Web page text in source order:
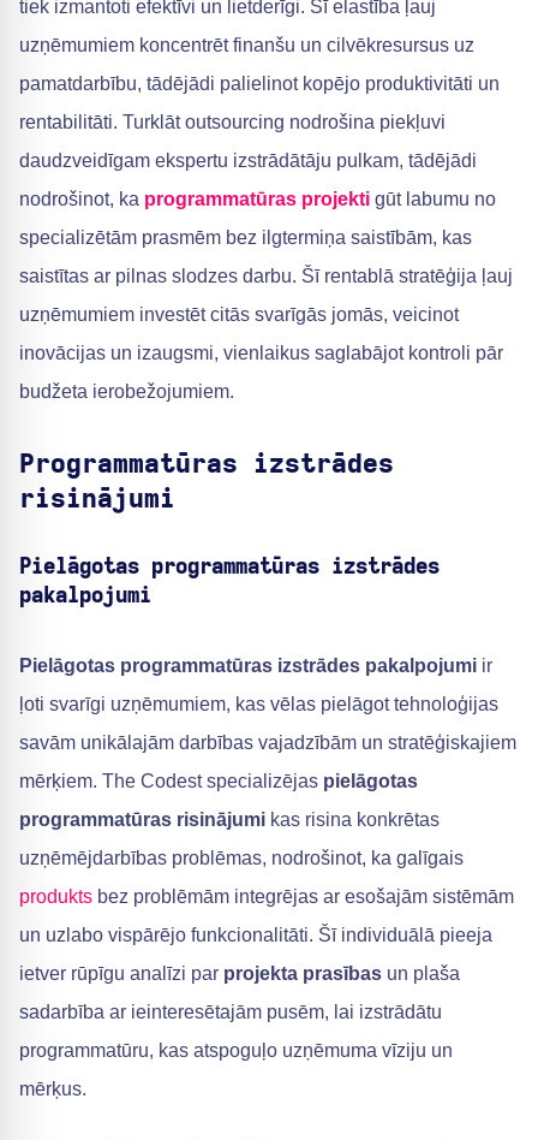
tiek izmantoti efektīvi un lietderīgi. Šī elastība ļauj
uzņēmumiem koncentrēt finanšu un cilvēkresursus uz
pamatdarbību, tādējādi palielinot kopējo produktivitāti un
rentabilitāti. Turklāt outsourcing nodrošina piekļuvi
daudzveidīgam ekspertu izstrādātāju pulkam, tādējādi
nodrošinot, ka programmatūras projekti gūt labumu no
specializētām prasmēm bez ilgtermiņa saistībām, kas
saistītas ar pilnas slodzes darbu. Šī rentablā stratēģija ļauj
uzņēmumiem investēt citās svarīgās jomās, veicinot
inovācijas un izaugsmi, vienlaikus saglabājot kontroli pār
budžeta ierobežojumiem.
Programmatūras izstrādes
risinājumi
Pielāgotas programmatūras izstrādes
pakalpojumi
Pielāgotas programmatūras izstrādes pakalpojumi ir
ļoti svarīgi uzņēmumiem, kas vēlas pielāgot tehnoloģijas
savām unikālajām darbības vajadzībām un stratēģiskajiem
mērķiem. The Codest specializējas pielāgotas
programmatūras risinājumi kas risina konkrētas
uzņēmējdarbības problēmas, nodrošinot, ka galīgais
produkts bez problēmām integrējas ar esošajām sistēmām
un uzlabo vispārējo funkcionalitāti. Šī individuālā pieeja
ietver rūpīgu analīzi par projekta prasības un plaša
sadarbība ar ieinteresētajām pusēm, lai izstrādātu
programmatūru, kas atspoguļo uzņēmuma vīziju un
mērķus.